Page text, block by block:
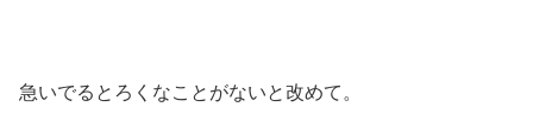
急いでるとろくなことがないと改めて。